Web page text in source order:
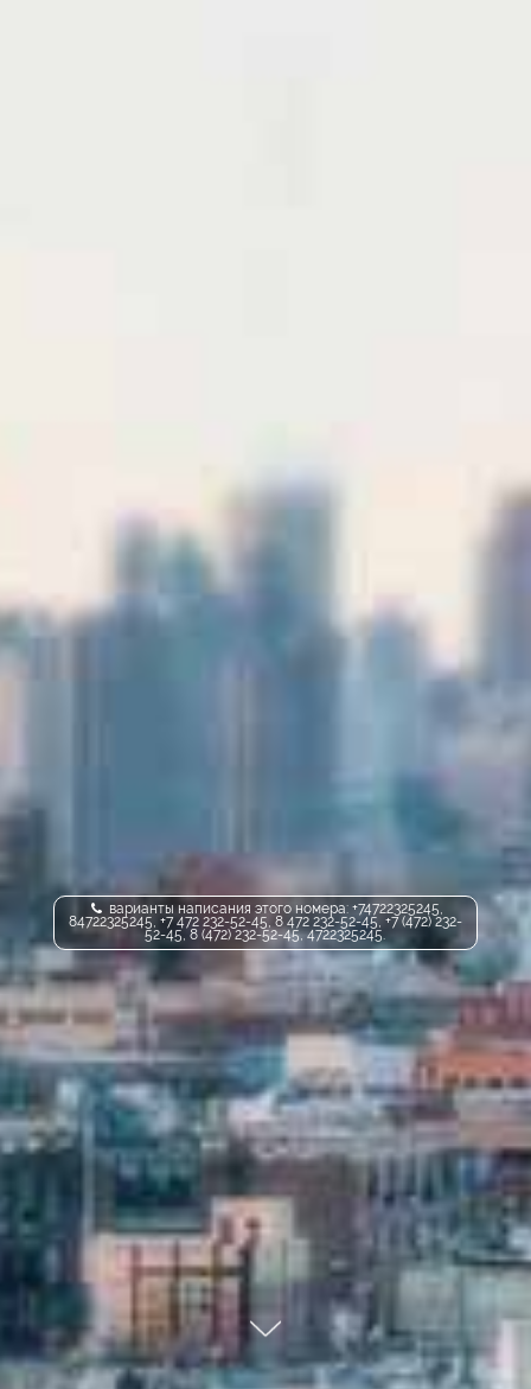
варианты написания этого номера: +74722325245,
84722325245, +7 472 232-52-45, 8 472 232-52-45, +7 (472) 232-
52-45, 8 (472) 232-52-45, 4722325245.